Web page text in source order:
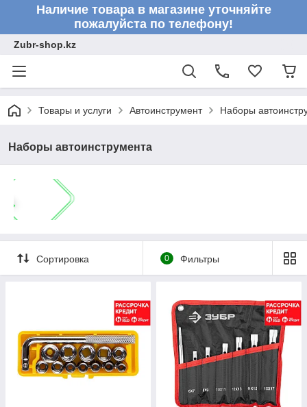
Наличие товара в магазине уточняйте
пожалуйста по телефону!
Zubr-shop.kz
Товары и услуги Автоинструмент Наборы
Наборы автоинструмента
Сортировка 0 Фильтры